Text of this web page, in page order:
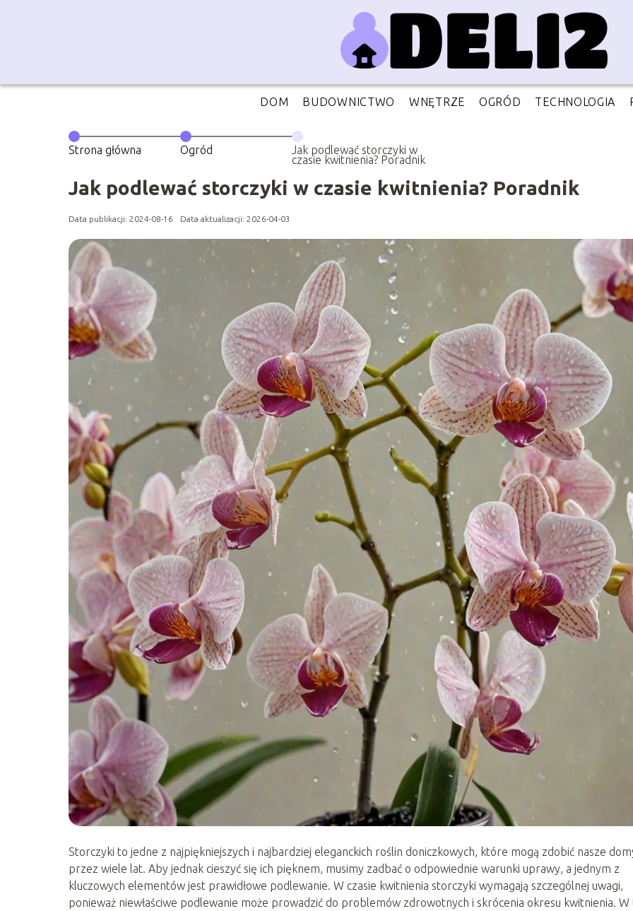
DOM BUDOWNICTWO WNĘTRZE OGRÓD TECHNOLOGIA
Strona główna Ogród Jak podlewać storczyki w
czasie kwitnienia? Poradnik
Jak podlewać storczyki w czasie kwitnienia? Poradnik
Data publikacji: 2024-08-16 Data aktualizacji: 2026-04-03
Storczyki to jedne z najpiękniejszych i najbardziej eleganckich roślin doniczkowych, które mogą zdobić nasze
przez wiele lat. Aby jednak cieszyć się ich pięknem, musimy zadbać o odpowiednie warunki uprawy, a jednym z
kluczowych elementów jest prawidłowe podlewanie. W czasie kwitnienia storczyki wymagają szczególnej uwagi,
ponieważ niewłaściwe podlewanie może prowadzić do problemów zdrowotnych i skrócenia okresu kwitnienia. W